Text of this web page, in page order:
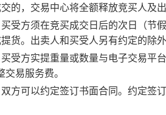
的，交易中心将全额释放竞买人及
受方须在竞买成交日后的次日（节
货。出卖人和买受人另有约定的除
受方实提重量或数量与电子交易平
易服务费。
方可以约定签订书面合同。约定签